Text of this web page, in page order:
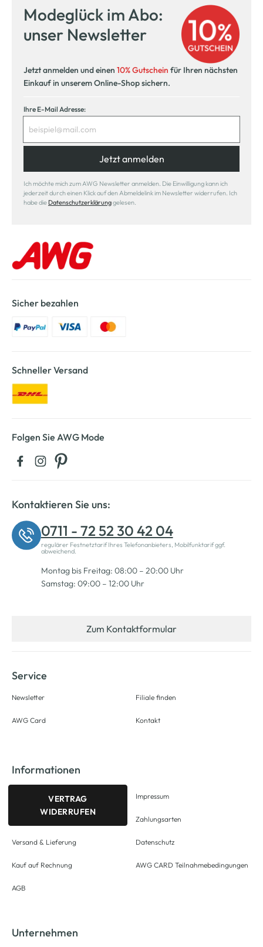
Modeglück im Abo:
unser Newsletter
Jetzt anmelden und einen 10% Gutschein für Ihren nächsten
Einkauf in unserem Online-Shop sichern.
Ihre E-Mail Adresse:
Jetzt anmelden
Ich möchte mich zum AWG Newsletter anmelden. Die Einwilligung kann ich
jederzeit durch einen Klick auf den Abmeldelink im Newsletter widerrufen. Ich
habe die Datenschutzerklärunggelesen.
Sicher bezahlen
Schneller Versand
Folgen Sie AWG Mode
Kontaktieren Sie uns:
0711 - 72 52 30 42 04
regulärer Festnetztarif Ihres Telefonanbieters, Mobilfunktarif ggf.
abweichend.
Montag bis Freitag: 08:00 – 20:00 Uhr
Samstag: 09:00 – 12:00 Uhr
Zum Kontaktformular
Service
Newsletter
AWG Card
Filiale finden
Kontakt
Informationen
VERTRAG
WIDERRUFEN
Versand & Lieferung
Kauf auf Rechnung
AGB
Impressum
Zahlungsarten
Datenschutz
AWG CARD Teilnahmebedingungen
Unternehmen